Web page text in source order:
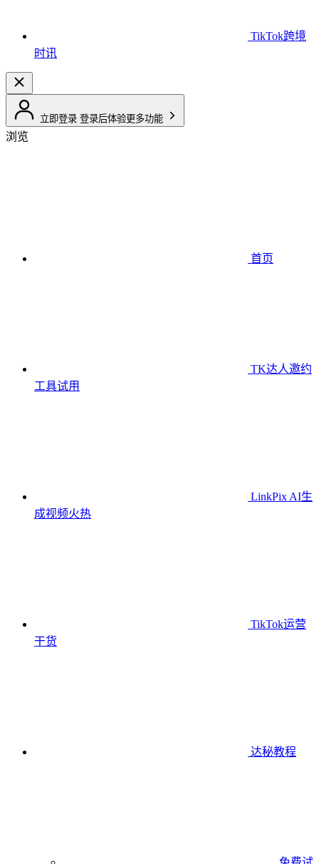
TikTok跨境
时讯
立即登录 登录后体验更多功能
浏览
首页
TK达人邀约
工具试用
LinkPix AI生
成视频火热
TikTok运营
干货
达秘教程